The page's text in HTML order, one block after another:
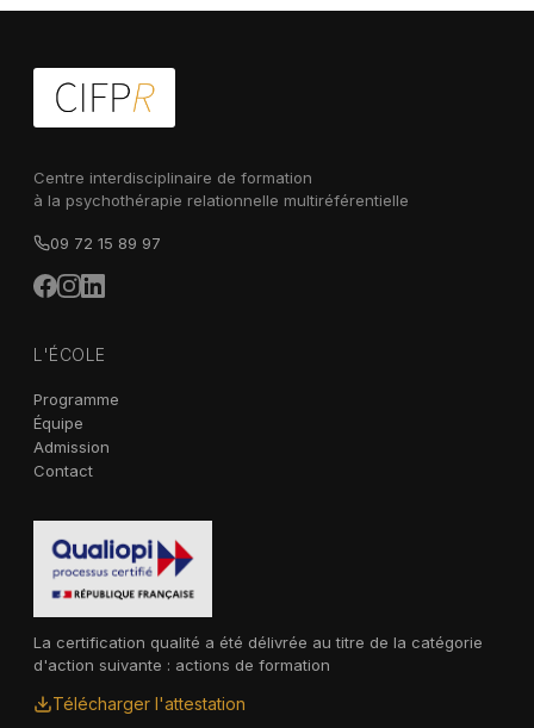
Centre interdisciplinaire de formation
à la psychothérapie relationnelle multiréférentielle
09 72 15 89 97
L'ÉCOLE
Programme
Équipe
Admission
Contact
La certification qualité a été délivrée au titre de la catégorie
d'action suivante : actions de formation
Télécharger l'attestation